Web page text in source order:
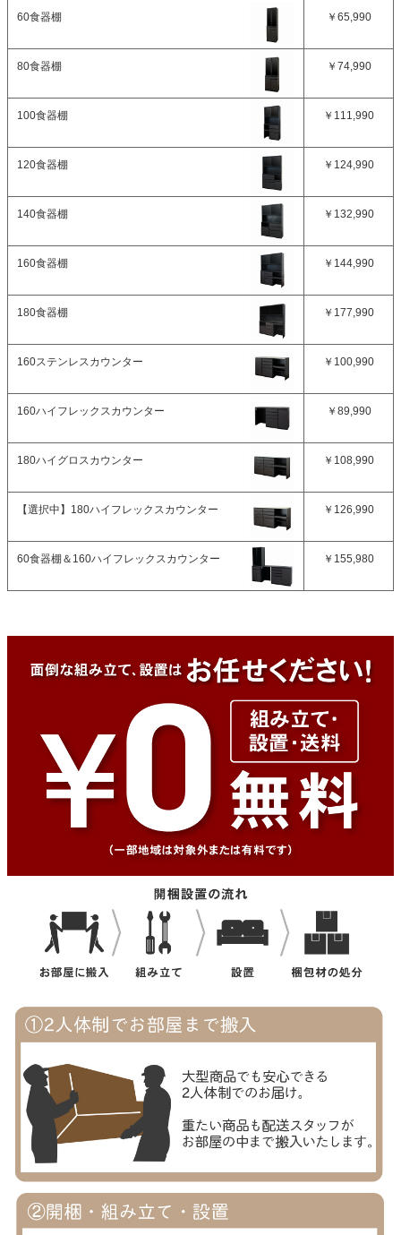
60食器棚 ￥65,990
80食器棚 ￥74,990
100食器棚 ￥111,990
120食器棚 ￥124,990
140食器棚 ￥132,990
160食器棚 ￥144,990
180食器棚 ￥177,990
160ステンレスカウンター ￥100,990
160ハイフレックスカウンター ￥89,990
180ハイグロスカウンター ￥108,990
【選択中】 180ハイフレックスカウンター ￥126,990
60食器棚＆160ハイフレックスカウンター ￥155,980